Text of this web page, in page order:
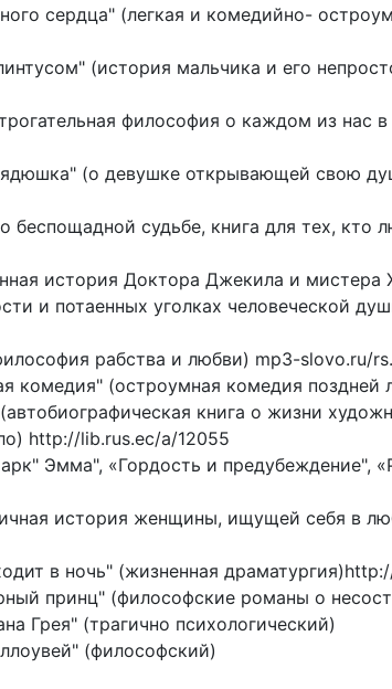
сердца" (легкая и комедийно-
(история мальчика и его
философия о каждом из нас
(о девушке открывающей свою
беспощадной судьбе, книга для тех, кто
история Доктора Джекила и мистера
и потаенных уголках человеческой
рабства и любви) mp3-slovo.ru/
комедия" (остроумная комедия
книга о жизни
http://lib.rus.ec/a/12055
Эмма", «Гордость и предубеждение",
история женщины, ищущей себя в
в ночь" (жизненная
принц" (философские романы о
Грея" (трагично психологический)
(философский)